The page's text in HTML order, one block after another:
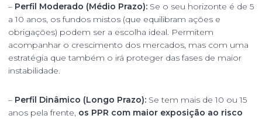
– Perfil Moderado (Médio Prazo): Se o seu horizonte é de 5
a 10 anos, os fundos mistos (que equilibram ações e
obrigações) podem ser a escolha ideal. Permitem
acompanhar o crescimento dos mercados, mas com uma
estratégia que também o irá proteger das fases de maior
instabilidade.
– Perfil Dinâmico (Longo Prazo): Se tem mais de 10 ou 15
anos pela frente, os PPR com maior exposição ao risco